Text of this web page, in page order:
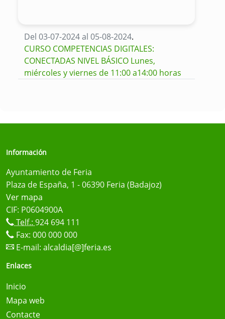
Del 03-07-2024 al 05-08-2024.
CURSO COMPETENCIAS DIGITALES:
CONECTADAS NIVEL BÁSICO Lunes,
miércoles y viernes de 11:00 a14:00 horas
Información
Ayuntamiento de Feria
Plaza de España, 1 - 06390 Feria (Badajoz)
Ver mapa
CIF: P0604900A
Telf.: 924 694 111
Fax: 000 000 000
E-mail: alcaldia[@]feria.es
Enlaces
Inicio
Mapa web
Contacte